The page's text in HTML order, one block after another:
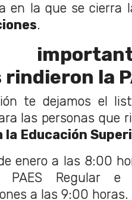
en la que se cierra
.
la
te dejamos el
las personas que
la Educación
enero a las 8:00
PAES Regular
a las 9:00 horas.